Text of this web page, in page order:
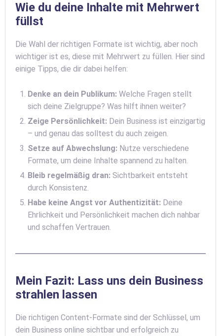
Wie du deine Inhalte mit Mehrwert
füllst
Die Wahl der richtigen Formate ist wichtig, aber noch
wichtiger ist es, diese mit Mehrwert zu füllen. Hier sind
einige Tipps, die dir dabei helfen:
Denke an dein Publikum: Welche Fragen stellt
sich deine Zielgruppe? Was hilft ihnen weiter?
Zeige Persönlichkeit: Dein Business ist einzigartig
– und genau das solltest du auch zeigen.
Setze auf Abwechslung: Nutze verschiedene
Formate, um deine Inhalte spannend zu halten.
Bleib regelmäßig dran: Sichtbarkeit entsteht
durch Konsistenz.
Habe keine Angst vor Authentizität: Deine
Ehrlichkeit und Persönlichkeit machen dich nahbar
und schaffen Vertrauen.
Mein Fazit: Lass uns dein Business
strahlen lassen
Die richtigen Content-Formate sind der Schlüssel, um
dein Business online sichtbar und erfolgreich zu